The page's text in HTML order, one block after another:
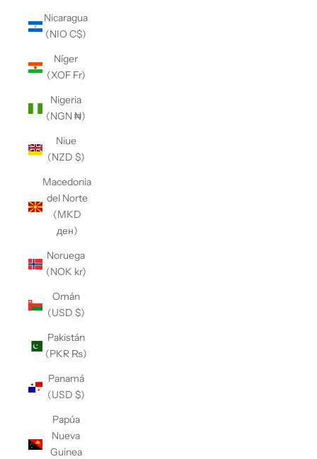
Nicaragua
(NIO C$)
Níger
(XOF Fr)
Nigeria
(NGN ₦)
Niue
(NZD $)
Macedonia
del Norte
(MKD
ден)
Noruega
(NOK kr)
Omán
(USD $)
Pakistán
(PKR ₨)
Panamá
(USD $)
Papúa
Nueva
Guinea